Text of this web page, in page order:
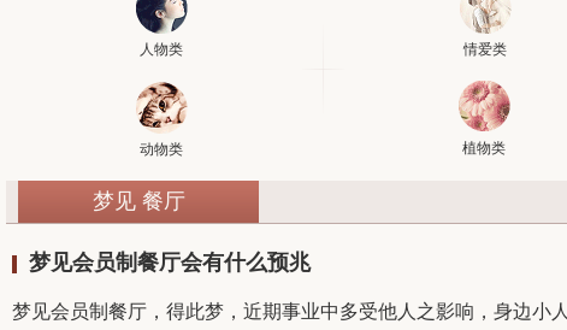
人物类 情爱类
动物类 植物类
梦见 餐厅
梦见会员制餐厅会有什么预兆
梦见会员制餐厅，得此梦，近期事业中多受他人之影响，身边小